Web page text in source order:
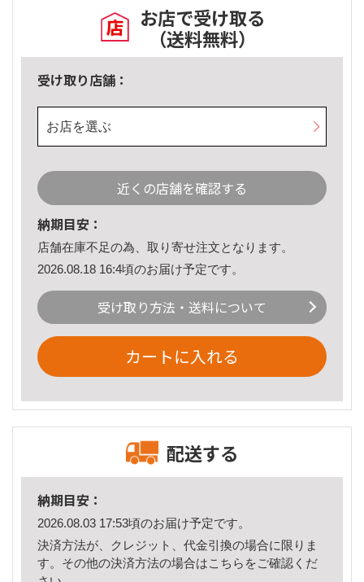
お店で受け取る
（送料無料）
受け取り店舗：
お店を選ぶ
近くの店舗を確認する
納期目安：
店舗在庫不足の為、取り寄せ注文となります。
2026.08.18 16:4頃のお届け予定です。
受け取り方法・送料について
カートに入れる
配送する
納期目安：
2026.08.03 17:53頃のお届け予定です。
決済方法が、クレジット、代金引換の場合に限りま
す。その他の決済方法の場合はこちら をご確認くだ